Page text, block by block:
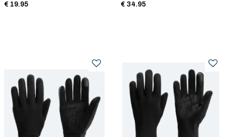
€ 19.95 € 34.95